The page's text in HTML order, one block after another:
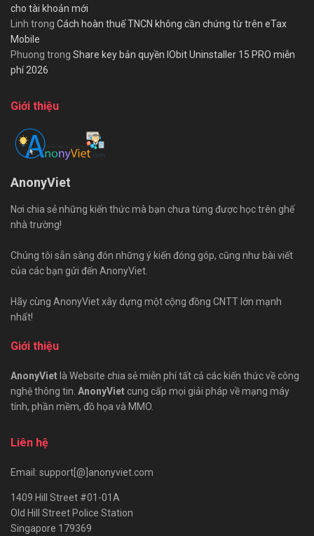
cho tài khoản mới
Linh trong Cách hoàn thuế TNCN không cần chứng từ trên eTax
Mobile
Phuong trong Share key bản quyền IObit Uninstaller 15 PRO miễn
phí 2026
Giới thiệu
AnonyViet
Nơi chia sẻ những kiến thức mà bạn chưa từng được học trên ghế
nhà trường!
Chúng tôi sẵn sàng đón những ý kiến đóng góp, cũng như bài viết
của các bạn gửi đến AnonyViet.
Hãy cùng AnonyViet xây dựng một cộng đồng CNTT lớn mạnh
nhất!
Giới thiệu
AnonyViet là Website chia sẻ miễn phí tất cả các kiến thức về công
nghệ thông tin. AnonyViet cung cấp mọi giải pháp về mạng máy
tính, phần mềm, đồ họa và MMO.
Liên hệ
Email: support[@]anonyviet.com
1409 Hill Street #01-01A
Old Hill Street Police Station
Singapore 179369